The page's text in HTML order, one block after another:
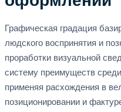
Графическая градация
людского воспринятия и
проработки визуальной
систему преимуществ
применяя расхождения в
позиционировании и